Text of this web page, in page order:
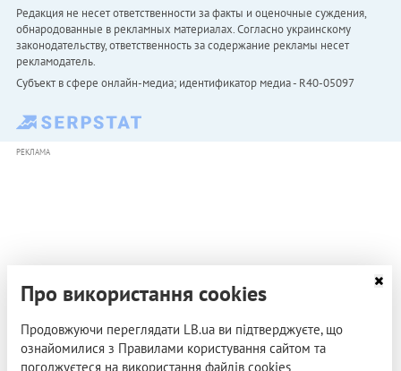
Редакция не несет ответственности за факты и оценочные суждения,
обнародованные в рекламных материалах. Согласно украинскому
законодательству, ответственность за содержание рекламы несет
рекламодатель.
Субъект в сфере онлайн-медиа; идентификатор медиа - R40-05097
РЕКЛАМА
Про використання cookies
Продовжуючи переглядати LB.ua ви підтверджуєте, що
ознайомилися з Правилами користування сайтом та
погоджуєтеся на використання файлів cookies